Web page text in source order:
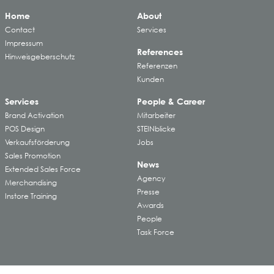
Home
Contact
Impressum
Hinweisgeberschutz
About
Services
References
Referenzen
Kunden
Services
Brand Activation
POS Design
Verkaufsförderung
Sales Promotion
Extended Sales Force
Merchandising
Instore Training
People & Career
Mitarbeiter
STEINblicke
Jobs
News
Agency
Presse
Awards
People
Task Force